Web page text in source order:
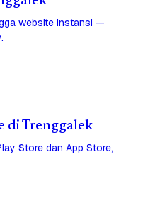
website instansi —
di Trenggalek
Store dan App Store,